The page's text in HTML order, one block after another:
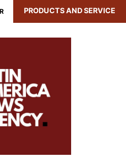
PRODUCTS AND SERVICE